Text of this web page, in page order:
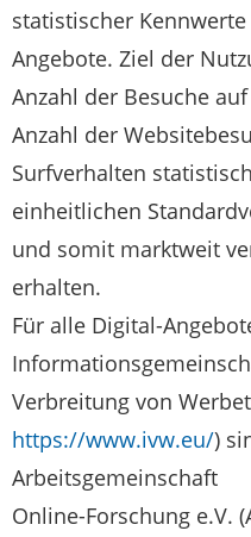
statistischer
Angebote. Ziel der
Anzahl der Besuche
Anzahl der
Surfverhalten
einheitlichen
und somit marktweit
erhalten.
Für alle Digital-
Verbreitung von
https://www.ivw.eu/)
Arbeitsgemeinschaft
Online-Forschung e.V.